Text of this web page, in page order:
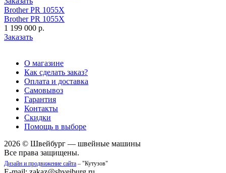
Brother PR 1055X
Brother PR 1055X
1 199 000 р.
Заказать
О магазине
Как сделать заказ?
Оплата и доставка
Самовывоз
Гарантия
Контакты
Скидки
Помощь в выборе
2026 © Швейбург — швейные машины
Все права защищены.
Дизайн и продвижение сайта – "Кутузов"